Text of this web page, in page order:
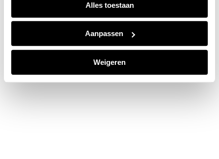
Alles toestaan
Aanpassen
Weigeren